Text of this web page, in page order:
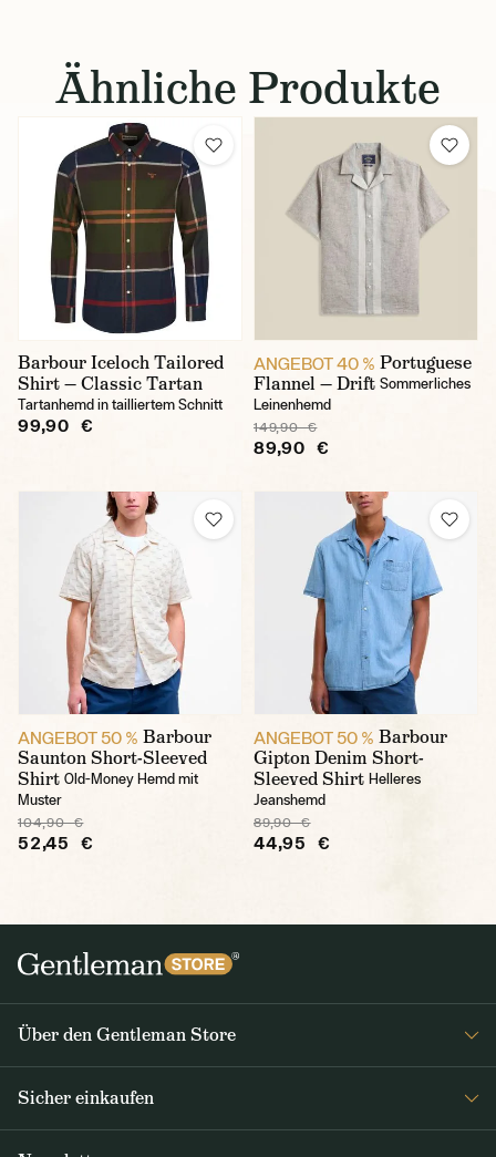
Ähnliche Produkte
Barbour Iceloch Tailored
Shirt — Classic Tartan
Tartanhemd in tailliertem Schnitt
99,90 €
ANGEBOT 40 % Portuguese
Flannel — Drift Sommerliches
Leinenhemd
149,90 €
89,90 €
ANGEBOT 50 % Barbour
Saunton Short-Sleeved
Shirt Old-Money Hemd mit
Muster
104,90 €
52,45 €
ANGEBOT 50 % Barbour
Gipton Denim Short-
Sleeved Shirt Helleres
Jeanshemd
89,90 €
44,95 €
Über den Gentleman Store
Journal
Sicher einkaufen